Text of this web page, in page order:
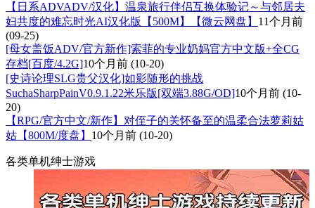
【日系ADVADV/汉化】温泉旅行伴侣互换体验记～与邻居夫
妇共度的难忘时光AI汉化版【500M】【微云网盘】 11个月前
(09-25)
[母女盖饭ADV/官方新作]索菲的专业奶妈官方中文版+全CG
存档[百度/4.2G]10个月前 (10-20)
[史诗论理SLG贵父汉化]如影随形的挑战
SuchaSharpPainV0.9.1.22米乐版[双端3.88G/OD]10个月前 (10-
20)
【RPG/官方中文/新作】对侄子的关怀备至的温柔合法萝莉姑
姑【800M/度盘】 10个月前 (10-20)
各类单机绅士游戏